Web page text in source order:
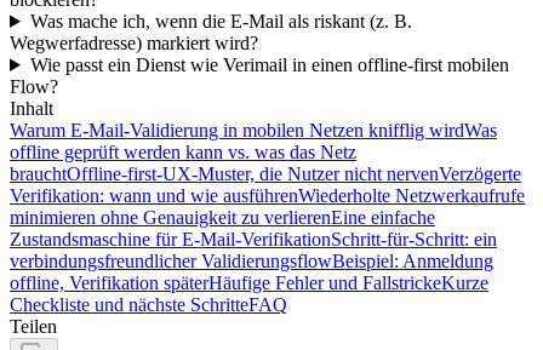
Was mache ich, wenn die E‑Mail als riskant (z. B.
Wegwerfadresse) markiert wird?
Wie passt ein Dienst wie Verimail in einen offline‑first mobilen
Flow?
Inhalt
Warum E-Mail‑Validierung in mobilen Netzen knifflig wirdWas
offline geprüft werden kann vs. was das Netz
brauchtOffline‑first‑UX‑Muster, die Nutzer nicht nervenVerzögerte
Verifikation: wann und wie ausführenWiederholte Netzwerkaufrufe
minimieren ohne Genauigkeit zu verlierenEine einfache
Zustandsmaschine für E‑Mail‑VerifikationSchritt‑für‑Schritt: ein
verbindungsfreundlicher ValidierungsflowBeispiel: Anmeldung
offline, Verifikation späterHäufige Fehler und FallstrickeKurze
Checkliste und nächste SchritteFAQ
Teilen